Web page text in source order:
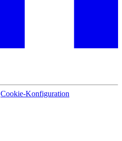
Cookie-Konfiguration